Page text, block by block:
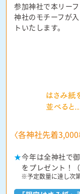
参加神社で本リー
神社のモチーフが
トいたします。
〈各神社先着3,000
今年は全神社で
をプレゼント！
※予定数量に達し次